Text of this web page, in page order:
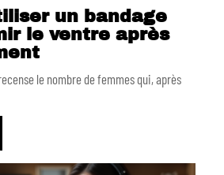
un bandage
le ventre après
le nombre de femmes qui, après